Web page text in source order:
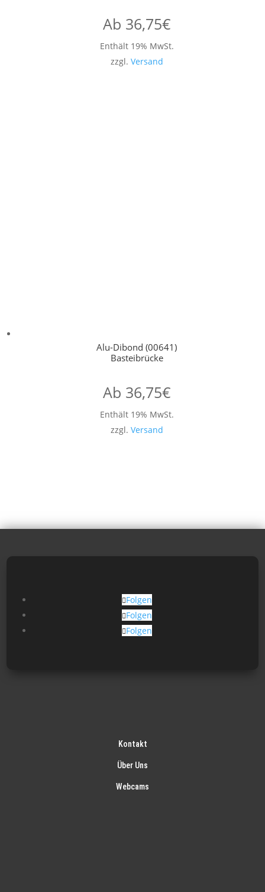
Ab 36,75€
Enthält 19% MwSt.
zzgl. Versand
Alu-Dibond (00641)
Basteibrücke
Ab 36,75€
Enthält 19% MwSt.
zzgl. Versand
Folgen
Folgen
Folgen
Kontakt
Über Uns
Webcams